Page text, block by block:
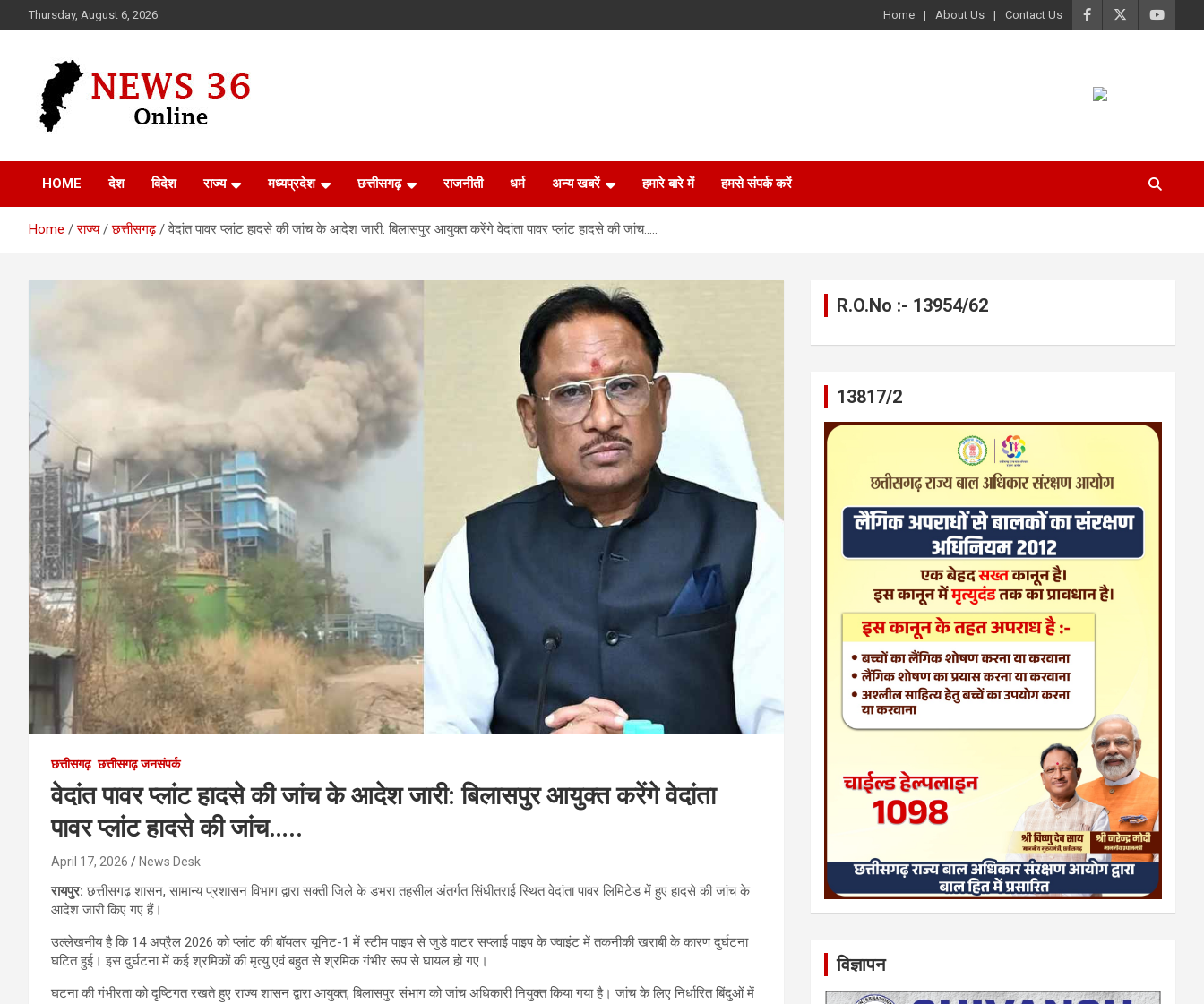
to
Thursday, August 6, 2026 Home About Us Contact Us
News 36
HOME देश विदेश राज्य मध्यप्रदेश छत्तीसगढ़ राजनीती धर्म अन्य खबरें हमारे बारे में हमसे संपर्क करें
Home राज्य छत्तीसगढ़ वेदांत पावर प्लांट हादसे की जांच के आदेश जारी: बिलासपुर आयुक्त करेंगे वेदांता पावर प्लांट हादसे की जांच…..
छत्तीसगढ़ छत्तीसगढ़ जनसंपर्क
वेदांत पावर प्लांट हादसे की जांच के आदेश जारी: बिलासपुर आयुक्त करेंगे वेदांता
पावर प्लांट हादसे की जांच…..
April 17, 2026 News Desk
रायपुर:छत्तीसगढ़ शासन, सामान्य प्रशासन विभाग द्वारा सक्ती जिले के डभरा तहसील अंतर्गत सिंघीतराई स्थित वेदांता पावर लिमिटेड में हुए हादसे की जांच के
आदेश जारी किए गए हैं।
उल्लेखनीय है कि 14 अप्रैल 2026 को प्लांट की बॉयलर यूनिट-1 में स्टीम पाइप से जुड़े वाटर सप्लाई पाइप के ज्वाइंट में तकनीकी खराबी के कारण दुर्घटना
घटित हुई। इस दुर्घटना में कई श्रमिकों की मृत्यु एवं बहुत से श्रमिक गंभीर रूप से घायल हो गए।
घटना की गंभीरता को दृष्टिगत रखते हुए राज्य शासन द्वारा आयुक्त, बिलासपुर संभाग को जांच अधिकारी नियुक्त किया गया है। जांच के लिए निर्धारित बिंदुओं में
R.O.No :- 13954/62
13817/2
विज्ञापन